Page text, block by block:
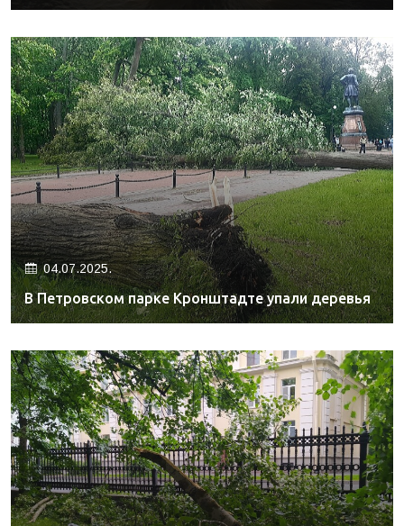
04.07.2025.
В Петровском парке Кронштадте упали деревья